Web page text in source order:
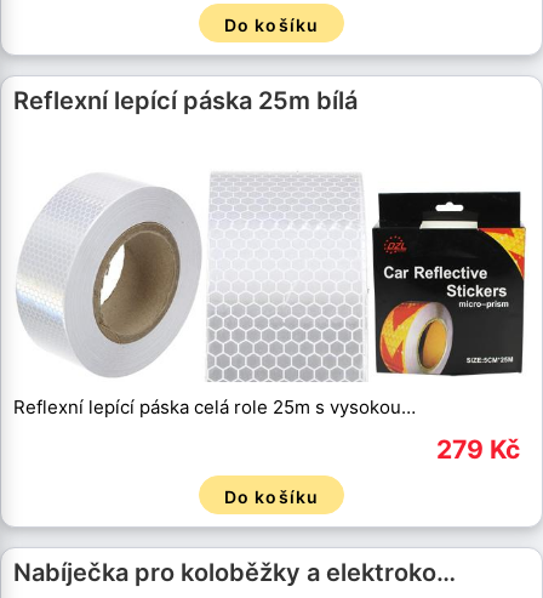
Do košíku
Reflexní lepící páska 25m bílá
Reflexní lepící páska celá role 25m s vysokou…
279 Kč
Do košíku
Nabíječka pro koloběžky a elektroko…